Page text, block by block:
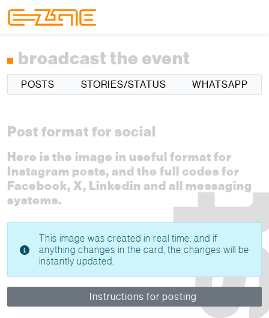
broadcast the event
POSTS STORIES/STATUS WHATSAPP
Post format for social
Here is the image in useful format for
Instagram posts, and the full codes for
Facebook, X, Linkedin and all messaging
systems.
This image was created in real time, and if
anything changes in the card, the changes will be
instantly updated.
Instructions for posting